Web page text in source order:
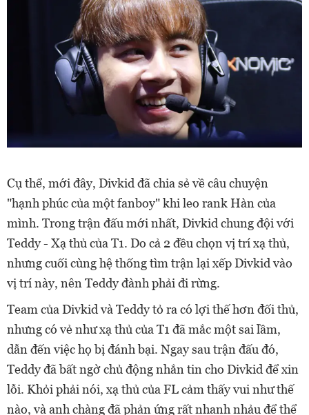
Cụ thể, mới đây, Divkid đã chia sẻ về câu chuyện
"hạnh phúc của một fanboy" khi leo rank Hàn của
mình. Trong trận đấu mới nhất, Divkid chung đội với
Teddy - Xạ thủ của T1. Do cả 2 đều chọn vị trí xạ thủ,
nhưng cuối cùng hệ thống tìm trận lại xếp Divkid vào
vị trí này, nên Teddy đành phải đi rừng.
Team của Divkid và Teddy tỏ ra có lợi thế hơn đối thủ,
nhưng có vẻ như xạ thủ của T1 đã mắc một sai lầm,
dẫn đến việc họ bị đánh bại. Ngay sau trận đấu đó,
Teddy đã bất ngờ chủ động nhắn tin cho Divkid để xin
lỗi. Khỏi phải nói, xạ thủ của FL cảm thấy vui như thế
nào, và anh chàng đã phản ứng rất nhanh nhảu để thể